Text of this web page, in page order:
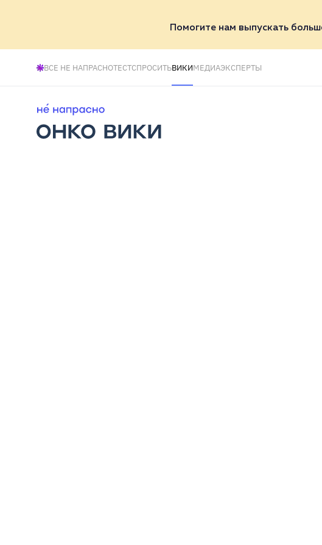
Помогите нам выпускать
ВСЕ НЕ НАПРАСНОТЕСТСПРОСИТЬВИКИМЕДИАЭКСПЕРТЫ